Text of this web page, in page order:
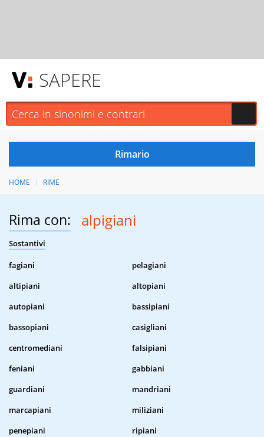
SAPERE
HOME RIME
Rima con: alpigiani
Sostantivi
fagiani
pelagiani
altipiani
altopiani
autopiani
bassipiani
bassopiani
casigliani
centromediani
falsipiani
feniani
gabbiani
guardiani
mandriani
marcapiani
miliziani
penepiani
ripiani